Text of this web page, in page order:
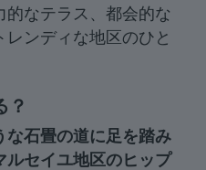
的なテラス、都会的な
ンディな地区のひと
？
な石畳の道に足を踏み
ルセイユ地区のヒップ